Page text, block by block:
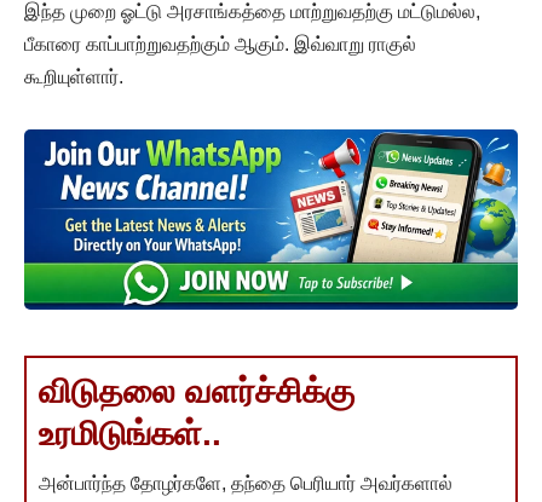
இந்த முறை ஓட்டு அரசாங்கத்தை மாற்றுவதற்கு மட்டுமல்ல,
பீகாரை காப்பாற்றுவதற்கும் ஆகும். இவ்வாறு ராகுல்
கூறியுள்ளார்.
விடுதலை வளர்ச்சிக்கு
உரமிடுங்கள்..
அன்பார்ந்த தோழர்களே, தந்தை பெரியார் அவர்களால்